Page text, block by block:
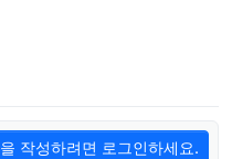
작성하려면 로그인하세요.